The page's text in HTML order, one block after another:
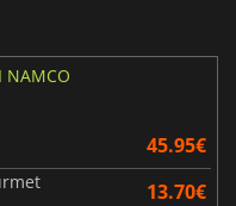
NAMCO
45.95€
13.70€